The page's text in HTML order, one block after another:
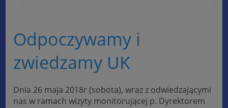
Odpoczywamy i
zwiedzamy UK
Dnia 26 maja 2018r (sobota), wraz z odwiedzającymi
nas w ramach wizyty monitorującej p. Dyrektorem